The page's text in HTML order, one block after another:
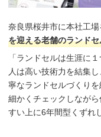
奈良県桜井市に本社工場
を迎える老舗のランド
「ランドセルは生涯に
人は高い技術力を結集
寧なランドセルづくり
細かくチェックしなが
すい上に6年間型くずれ